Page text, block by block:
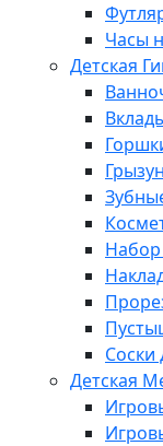
Часы
Детская
Набор
Соски
Детская